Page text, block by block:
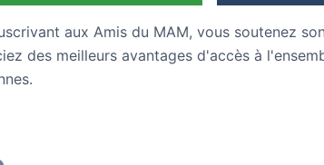
aux Amis du MAM, vous soutenez
des meilleurs avantages d'accès à